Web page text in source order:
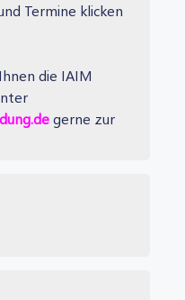
Termine klicken
die IAIM
gerne zur